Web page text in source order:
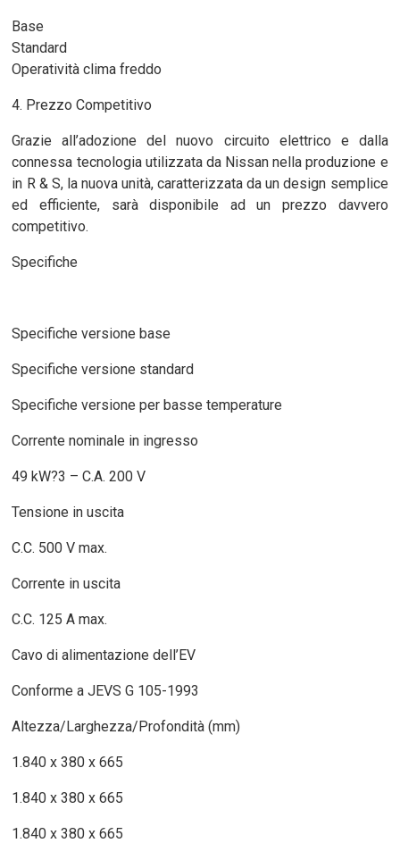
Base
Standard
Operatività clima freddo
4. Prezzo Competitivo
Grazie all’adozione del nuovo circuito elettrico e dalla
connessa tecnologia utilizzata da Nissan nella produzione e
in R & S, la nuova unità, caratterizzata da un design semplice
ed efficiente, sarà disponibile ad un prezzo davvero
competitivo.
Specifiche
Specifiche versione base
Specifiche versione standard
Specifiche versione per basse temperature
Corrente nominale in ingresso
49 kW?3 – C.A. 200 V
Tensione in uscita
C.C. 500 V max.
Corrente in uscita
C.C. 125 A max.
Cavo di alimentazione dell’EV
Conforme a JEVS G 105-1993
Altezza/Larghezza/Profondità (mm)
1.840 x 380 x 665
1.840 x 380 x 665
1.840 x 380 x 665